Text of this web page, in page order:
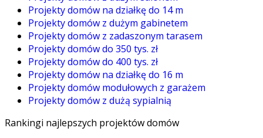
Projekty domów na działkę do 14 m
Projekty domów z dużym gabinetem
Projekty domów z zadaszonym tarasem
Projekty domów do 350 tys. zł
Projekty domów do 400 tys. zł
Projekty domów na działkę do 16 m
Projekty domów modułowych z garażem
Projekty domów z dużą sypialnią
Rankingi najlepszych projektów domów